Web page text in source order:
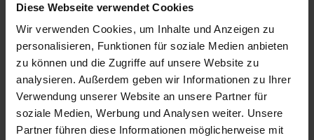
Diese Webseite verwendet Cookies
Wir verwenden Cookies, um Inhalte und Anzeigen zu
personalisieren, Funktionen für soziale Medien anbieten
zu können und die Zugriffe auf unsere Website zu
analysieren. Außerdem geben wir Informationen zu Ihrer
Verwendung unserer Website an unsere Partner für
soziale Medien, Werbung und Analysen weiter. Unsere
Partner führen diese Informationen möglicherweise mit